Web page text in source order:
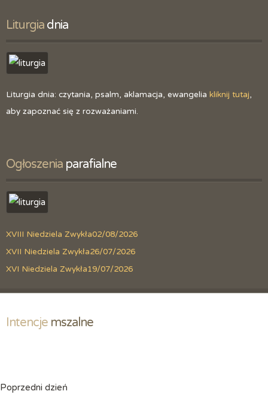
Liturgia dnia
Liturgia dnia: czytania, psalm, aklamacja, ewangelia kliknij tutaj,
aby zapoznać się z rozważaniami.
Ogłoszenia parafialne
XVIII Niedziela Zwykła02/08/2026
XVII Niedziela Zwykła26/07/2026
XVI Niedziela Zwykła19/07/2026
Intencje mszalne
Poprzedni dzień